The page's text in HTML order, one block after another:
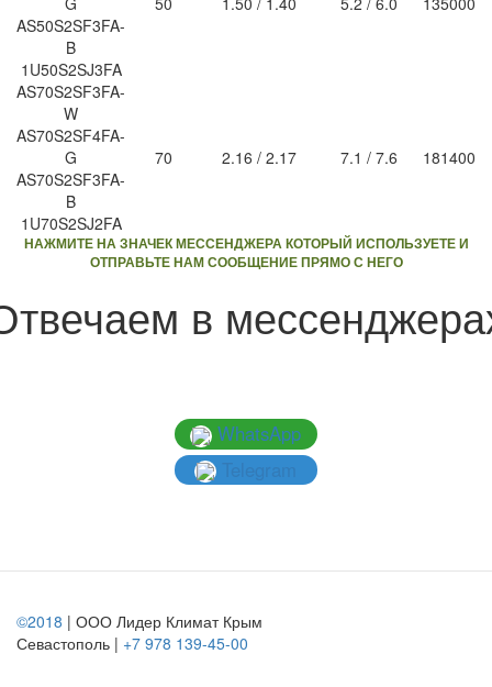
AS50S2SF3FA-
B
1U50S2SJ3FA
AS70S2SF3FA-
W
AS70S2SF4FA-
G
AS70S2SF3FA-
B
1U70S2SJ2FA
70 2.16 / 2.17 7.1 / 7.6 181400
НАЖМИТЕ НА ЗНАЧЕК МЕССЕНДЖЕРА КОТОРЫЙ ИСПОЛЬЗУЕТЕ И
ОТПРАВЬТЕ НАМ СООБЩЕНИЕ ПРЯМО С НЕГО
в
WhatsApp
©2018 | ООО Лидер Климат Крым
Севастополь | +7 978 139-45-00